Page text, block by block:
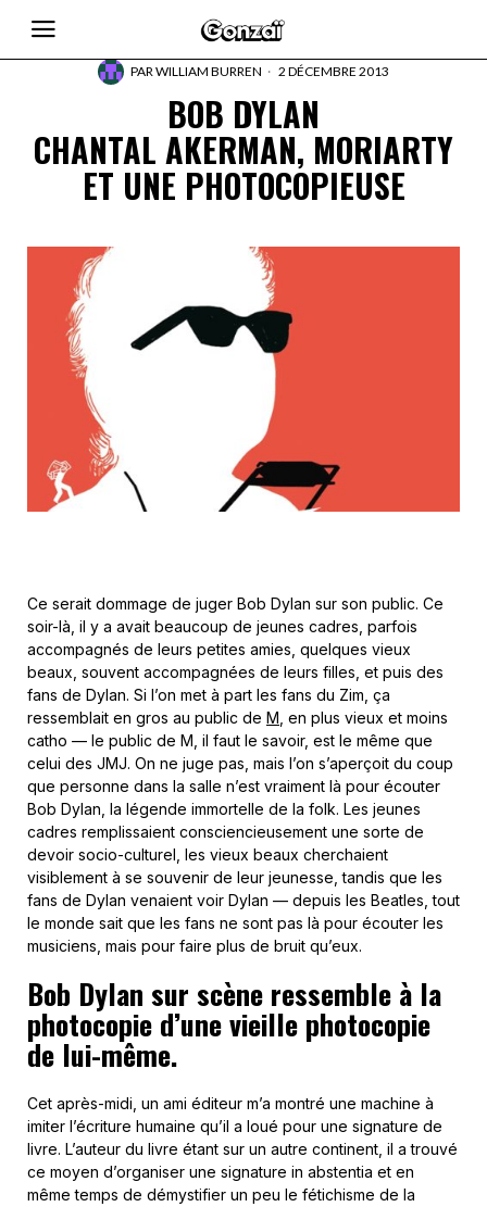
PARWILLIAM BURREN 2 DÉCEMBRE 2013
BOB DYLAN
CHANTAL AKERMAN, MORIARTY
ET UNE PHOTOCOPIEUSE
Ce serait dommage de juger Bob Dylan sur son public. Ce
soir-là, il y a avait beaucoup de jeunes cadres, parfois
accompagnés de leurs petites amies, quelques vieux
beaux, souvent accompagnées de leurs filles, et puis des
fans de Dylan. Si l’on met à part les fans du Zim, ça
ressemblait en gros au public de M , en plus vieux et moins
catho — le public de M, il faut le savoir, est le même que
celui des JMJ. On ne juge pas, mais l’on s’aperçoit du coup
que personne dans la salle n’est vraiment là pour écouter
Bob Dylan, la légende immortelle de la folk. Les jeunes
cadres remplissaient consciencieusement une sorte de
devoir socio-culturel, les vieux beaux cherchaient
visiblement à se souvenir de leur jeunesse, tandis que les
fans de Dylan venaient voir Dylan — depuis les Beatles, tout
le monde sait que les fans ne sont pas là pour écouter les
musiciens, mais pour faire plus de bruit qu’eux.
Bob Dylan sur scène ressemble à la
photocopie d’une vieille photocopie
de lui-même.
Cet après-midi, un ami éditeur m’a montré une machine à
imiter l’écriture humaine qu’il a loué pour une signature de
livre. L’auteur du livre étant sur un autre continent, il a trouvé
ce moyen d’organiser une signature in abstentia et en
même temps de démystifier un peu le fétichisme de la